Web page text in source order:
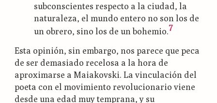
subconscientes respecto a la ciudad, la
naturaleza, el mundo entero no son los de
un obrero, sino los de un bohemio.7
Esta opinión, sin embargo, nos parece que peca
de ser demasiado recelosa a la hora de
aproximarse a Maiakovski. La vinculación del
poeta con el movimiento revolucionario viene
desde una edad muy temprana, y su